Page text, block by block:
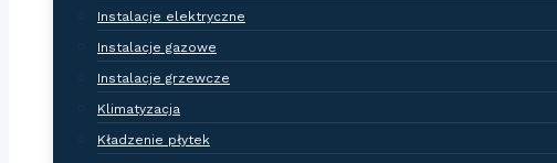
Instalacje elektryczne
Instalacje gazowe
Instalacje grzewcze
Klimatyzacja
Kładzenie płytek